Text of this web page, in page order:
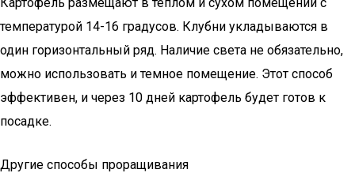
температурой 14-16 градусов. Клубни укладываются в
один горизонтальный ряд. Наличие света не обязательно,
можно использовать и темное помещение. Этот способ
эффективен, и через 10 дней картофель будет готов к
посадке.
Другие способы проращивания